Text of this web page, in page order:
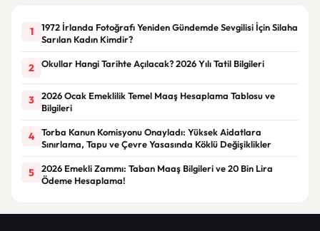
1
1972 İrlanda Fotoğrafı Yeniden Gündemde Sevgilisi İçin Silaha
Sarılan Kadın Kimdir?
2 Okullar Hangi Tarihte Açılacak? 2026 Yılı Tatil Bilgileri
3
2026 Ocak Emeklilik Temel Maaş Hesaplama Tablosu ve
Bilgileri
4
Torba Kanun Komisyonu Onayladı: Yüksek Aidatlara
Sınırlama, Tapu ve Çevre Yasasında Köklü Değişiklikler
5
2026 Emekli Zammı: Taban Maaş Bilgileri ve 20 Bin Lira
Ödeme Hesaplama!